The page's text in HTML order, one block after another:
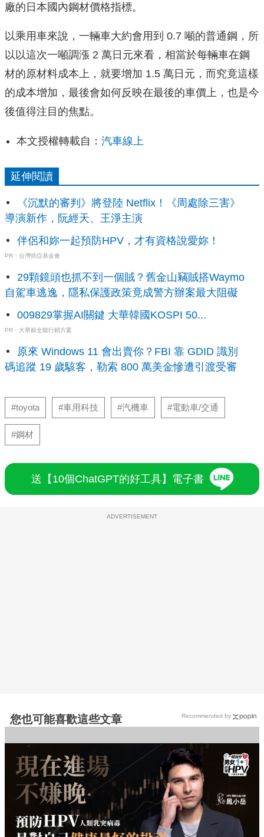
廠的日本國內鋼材價格指標。
以乘用車來說，一輛車大約會用到 0.7 噸的普通鋼，所
以以這次一噸調漲 2 萬日元來看，相當於每輛車在鋼
材的原材料成本上，就要增加 1.5 萬日元，而究竟這樣
的成本增加，最後會如何反映在最後的車價上，也是今
後值得注目的焦點。
本文授權轉載自： 汽車線上
延伸閱讀
《沉默的審判》將登陸 Netflix！《周處除三害》
導演新作，阮經天、王淨主演
伴侶和妳一起預防HPV，才有資格說愛妳！
PR・台灣癌症基金會
29顆鏡頭也抓不到一個賊？舊金山竊賊搭Waymo
自駕車逃逸，隱私保護政策竟成警方辦案最大阻礙
009829掌握AI關鍵 大華韓國KOSPI 50...
PR・大華銀全能行銷方案
原來 Windows 11 會出賣你？FBI 靠 GDID 識別
碼追蹤 19 歲駭客，勒索 800 萬美金慘遭引渡受審
#toyota #車用科技 #汽機車 #電動車/交通
#鋼材
送【10個ChatGPT的好工具】電子書
ADVERTISEMENT
您也可能喜歡這些文章 Recommended by